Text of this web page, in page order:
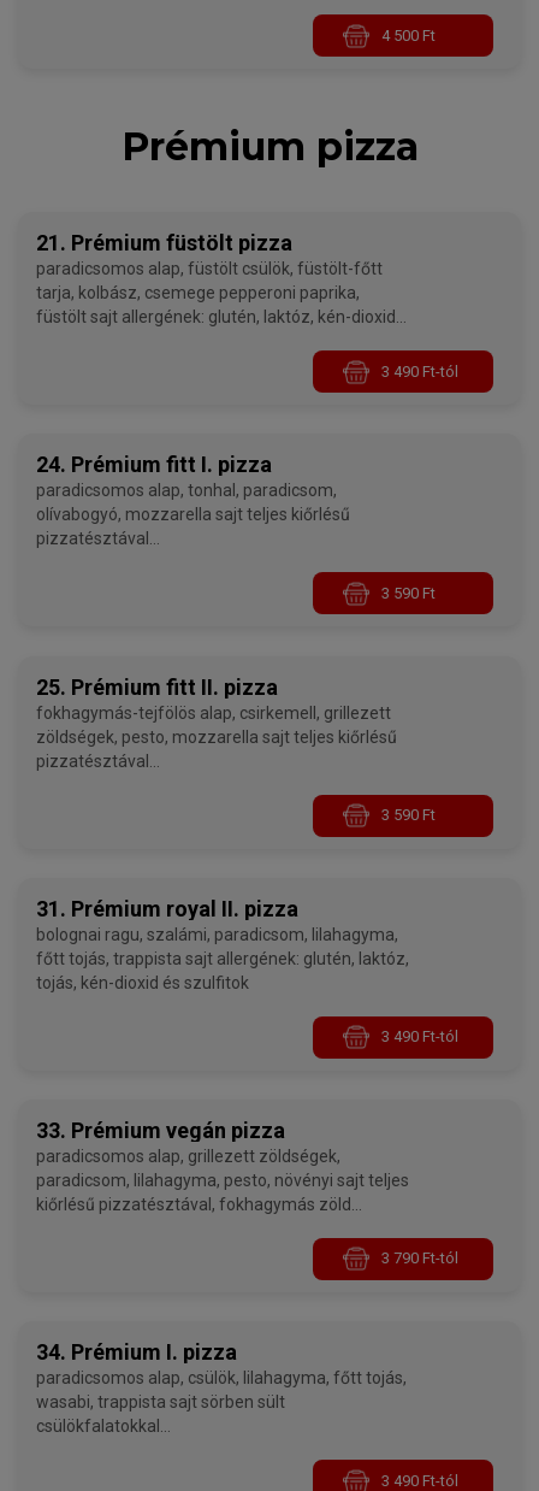
4 500 Ft
Prémium pizza
21. Prémium füstölt pizza
paradicsomos alap, füstölt csülök, füstölt-főtt
tarja, kolbász, csemege pepperoni paprika,
füstölt sajt allergének: glutén, laktóz, kén-dioxid
3 490 Ft-tól
24. Prémium fitt I. pizza
paradicsomos alap, tonhal, paradicsom,
olívabogyó, mozzarella sajt teljes kiőrlésű
pizzatésztával
3 590 Ft
25. Prémium fitt II. pizza
fokhagymás-tejfölös alap, csirkemell, grillezett
zöldségek, pesto, mozzarella sajt teljes kiőrlésű
pizzatésztával
3 590 Ft
31. Prémium royal II. pizza
bolognai ragu, szalámi, paradicsom, lilahagyma,
főtt tojás, trappista sajt allergének: glutén, laktóz,
tojás, kén-dioxid és szulfitok
3 490 Ft-tól
33. Prémium vegán pizza
paradicsomos alap, grillezett zöldségek,
paradicsom, lilahagyma, pesto, növényi sajt teljes
kiőrlésű pizzatésztával, fokhagymás zöld
3 790 Ft-tól
34. Prémium I. pizza
paradicsomos alap, csülök, lilahagyma, főtt tojás,
wasabi, trappista sajt sörben sült
csülökfalatokkal
3 490 Ft-tól